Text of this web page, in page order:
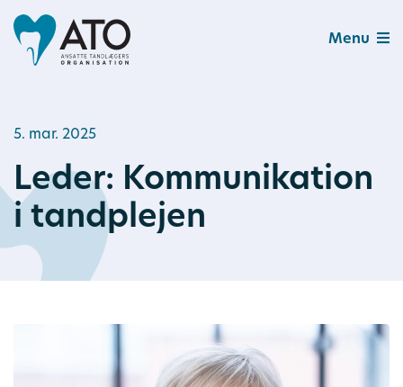
Menu
5. mar. 2025
Leder: Kommunikation
i tandplejen